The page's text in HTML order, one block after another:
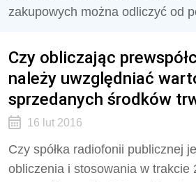
zakupowych można odliczyć od
Czy obliczając
należy uwzględniać
sprzedanych środków
16 lut 2016
Czy spółka radiofonii publicznej
obliczenia i stosowania w trakcie